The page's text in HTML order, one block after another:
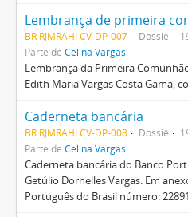
Lembrança de primeira
BR RJMRAHI CV-DP-007 Dossiê
Parte de Celina Vargas
Lembrança da Primeira
Edith Maria Vargas Costa Gama,
Caderneta bancária
BR RJMRAHI CV-DP-008 Dossiê
Parte de Celina Vargas
Caderneta bancária do Banco
Getúlio Dornelles Vargas. Em
Português do Brasil número: